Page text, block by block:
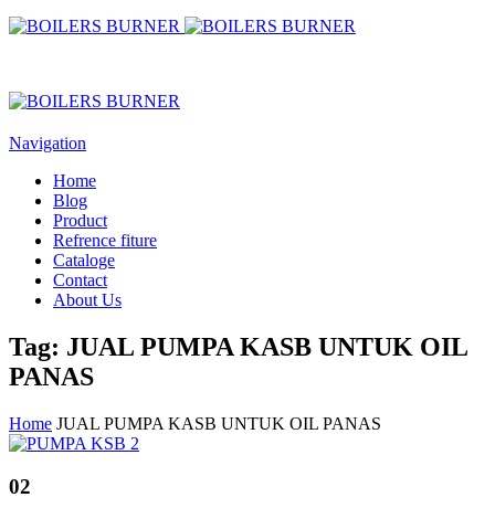
Navigation
Home
Blog
Product
Refrence fiture
Cataloge
Contact
About Us
Tag: JUAL PUMPA KASB UNTUK OIL
PANAS
Home JUAL PUMPA KASB UNTUK OIL PANAS
02